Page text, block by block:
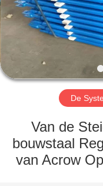
OVER
FABRIEK
De
Van de
bouwstaal
van Acrow